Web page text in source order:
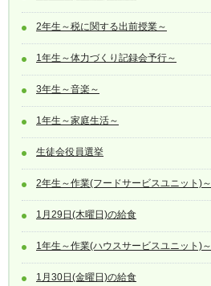
2年生～税に関する出前授業～
1年生～体力づくり記録会予行～
3年生～音楽～
1年生～家庭生活～
生徒会役員選挙
2年生～作業(フードサービスユニット)～
1月29日(木曜日)の給食
1年生～作業(ハウスサービスユニット)～
1月30日(金曜日)の給食